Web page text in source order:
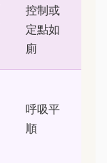
控制或
定點如
廁
呼吸平
順